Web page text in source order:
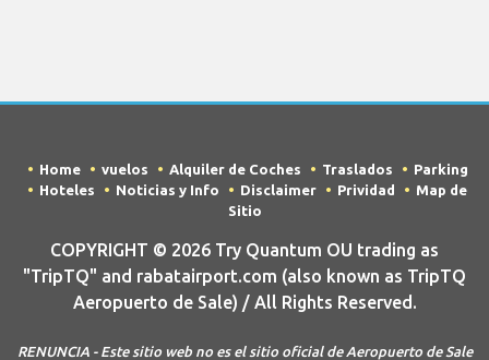
Home vuelos Alquiler de Coches Traslados
Parking
Hoteles
Noticias y Info Disclaimer Prividad
Map de
Sitio
COPYRIGHT © 2026 Try Quantum OU trading as
"TripTQ" and rabatairport.com (also known as TripTQ
Aeropuerto de Sale) / All Rights Reserved.
RENUNCIA - Este sitio web no es el sitio oficial de Aeropuerto de Sale